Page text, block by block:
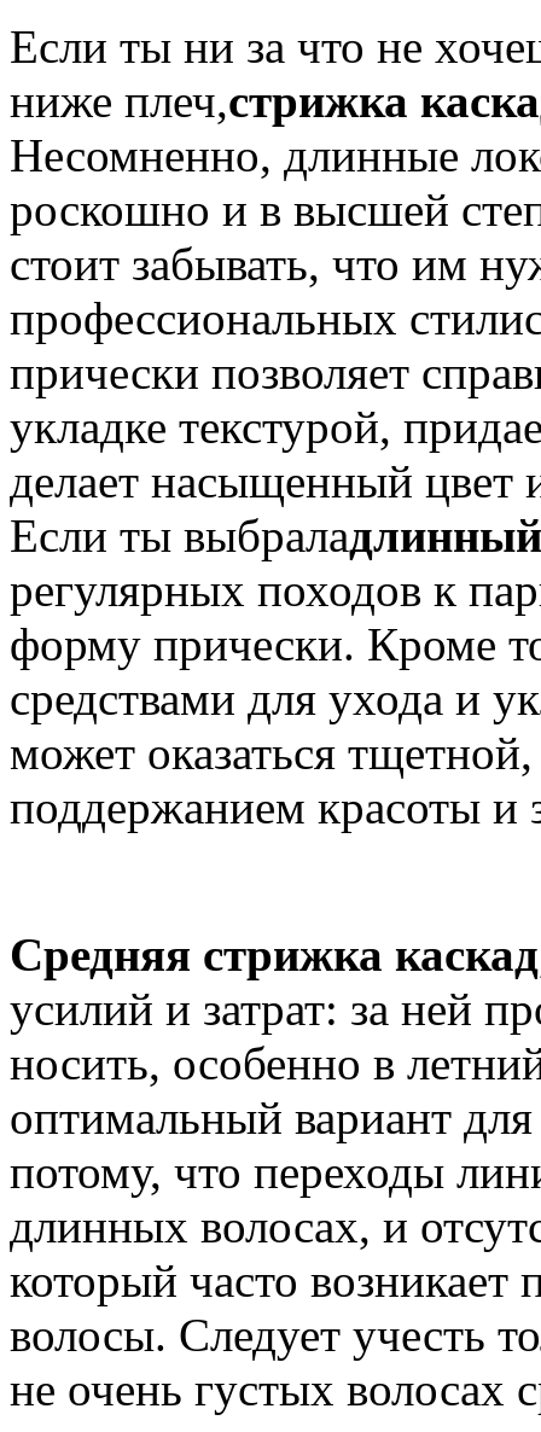
Если ты ни за что не
ниже плеч,стрижка
Несомненно, длинные
роскошно и в высшей
стоит забывать, что им
профессиональных
прически позволяет
укладке текстурой,
делает насыщенный цвет
Если ты выбрала
регулярных походов к
форму прически. Кроме
средствами для ухода и
может оказаться
поддержанием красоты и
Средняя стрижка каскад
усилий и затрат: за ней
носить, особенно в
оптимальный вариант
потому, что переходы
длинных волосах, и
который часто возникает
волосы. Следует учесть
не очень густых волосах